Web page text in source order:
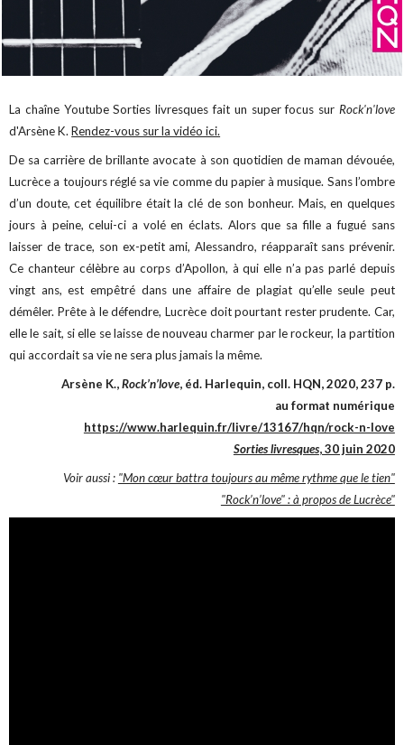
La chaîne Youtube Sorties livresques fait un super focus sur Rock'n'love
d'Arsène K.Rendez-vous sur la vidéo ici.
De sa carrière de brillante avocate à son quotidien de maman dévouée,
Lucrèce a toujours réglé sa vie comme du papier à musique. Sans l’ombre
d’un doute, cet équilibre était la clé de son bonheur. Mais, en quelques
jours à peine, celui-ci a volé en éclats. Alors que sa fille a fugué sans
laisser de trace, son ex-petit ami, Alessandro, réapparaît sans prévenir.
Ce chanteur célèbre au corps d’Apollon, à qui elle n’a pas parlé depuis
vingt ans, est empêtré dans une affaire de plagiat qu’elle seule peut
démêler. Prête à le défendre, Lucrèce doit pourtant rester prudente. Car,
elle le sait, si elle se laisse de nouveau charmer par le rockeur, la partition
qui accordait sa vie ne sera plus jamais la même.
Arsène K.,Rock’n’love, éd. Harlequin, coll. HQN, 2020, 237 p.
au format numérique
https://www.harlequin.fr/livre/13167/hqn/rock-n-love
Sorties livresques, 30 juin 2020
Voir aussi : "Mon cœur battra toujours au même rythme que le tien"
"Rock’n’love" : à propos de Lucrèce"